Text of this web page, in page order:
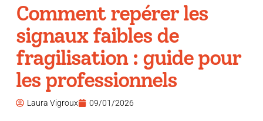
Comment repérer les
signaux faibles de
fragilisation : guide pour
les professionnels
Laura Vigroux 09/01/2026